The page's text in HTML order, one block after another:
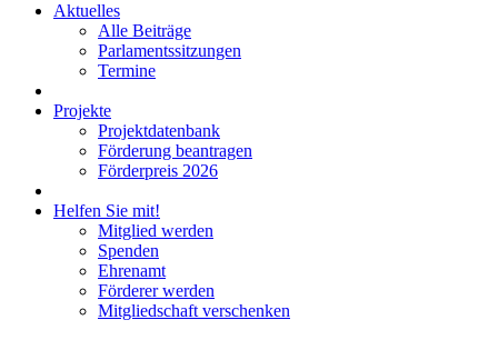
Aktuelles
Alle Beiträge
Parlamentssitzungen
Termine
Projekte
Projektdatenbank
Förderung beantragen
Förderpreis 2026
Helfen Sie mit!
Mitglied werden
Spenden
Ehrenamt
Förderer werden
Mitgliedschaft verschenken